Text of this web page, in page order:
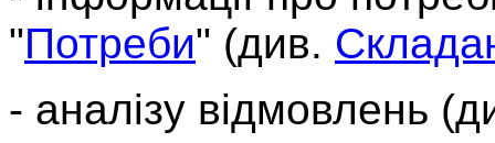
"Потреби" (див.
- аналізу відмовлень